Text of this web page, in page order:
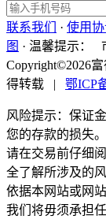
联系我们
· 使用
图 · 温馨提示：
Copyright©2026
得转载
| 鄂ICP
风险提示：保证
您的存款的损失
请在交易前仔细
全了解所涉及的
依据本网站或网
我们将毋须承担任